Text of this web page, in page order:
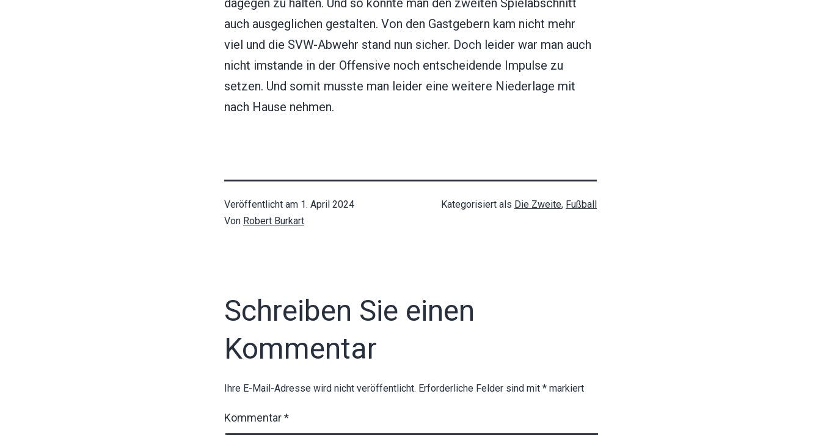
auch ausgeglichen gestalten. Von den Gastgebern kam nicht mehr
viel und die SVW-Abwehr stand nun sicher. Doch leider war man auch
nicht imstande in der Offensive noch entscheidende Impulse zu
setzen. Und somit musste man leider eine weitere Niederlage mit
nach Hause nehmen.
Veröffentlicht am 1. April 2024
Von Robert Burkart
Kategorisiert als Die Zweite, Fußball
Schreiben Sie einen
Kommentar
Ihre E-Mail-Adresse wird nicht veröffentlicht. Erforderliche Felder sind mit * markiert
Kommentar*